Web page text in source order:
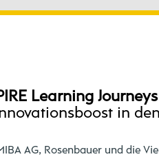
Learning Journeys
in
AG, Rosenbauer und die